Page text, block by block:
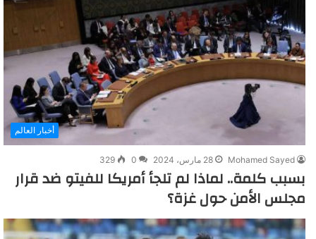
أخبار العالم
Mohamed Sayed 28 مارس، 2024 0
329
بسبب كلمة.. لماذا لم تلجأ أمريكا للفيتو ضد قرار
مجلس الأمن حول غزة؟